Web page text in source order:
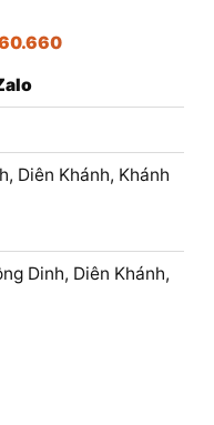
Diên Khánh, Khánh
Dinh, Diên Khánh,